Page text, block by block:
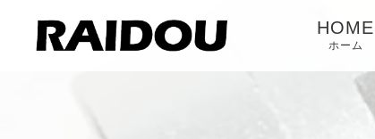
HOME
ホーム